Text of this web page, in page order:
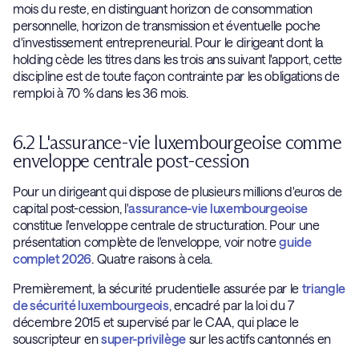
mois du reste, en distinguant horizon de consommation
personnelle, horizon de transmission et éventuelle poche
d'investissement entrepreneurial. Pour le dirigeant dont la
holding cède les titres dans les trois ans suivant l'apport, cette
discipline est de toute façon contrainte par les obligations de
remploi à 70 % dans les 36 mois.
6.2 L'assurance-vie luxembourgeoise comme
enveloppe centrale post-cession
Pour un dirigeant qui dispose de plusieurs millions d'euros de
capital post-cession, l'assurance-vie luxembourgeoise
constitue l'enveloppe centrale de structuration. Pour une
présentation complète de l'enveloppe, voir notreguide
complet 2026. Quatre raisons à cela.
Premièrement, la sécurité prudentielle assurée par le triangle
de sécurité luxembourgeois, encadré par la loi du 7
décembre 2015 et supervisé par le CAA, qui place le
souscripteur ensuper-privilège sur les actifs cantonnés en